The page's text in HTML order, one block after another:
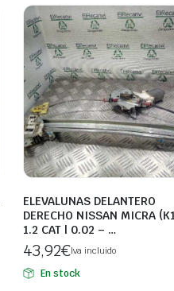
ELEVALUNAS DELANTERO
DERECHO NISSAN MICRA
1.2 CAT | 0.02 – …
43,92€Iva incluido
En stock